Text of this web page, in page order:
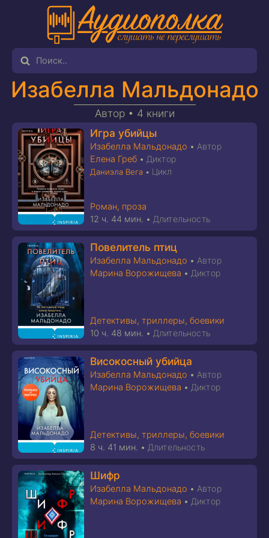
Изабелла Мальдонадо
Автор • 4 книги
Игра убийцы
Изабелла Мальдонадо • Автор
Елена Греб • Диктор
Даниэла Вега • Цикл
Роман, проза
12 ч. 44 мин. • Длительность
Повелитель птиц
Изабелла Мальдонадо • Автор
Марина Ворожищева • Диктор
Детективы, триллеры, боевики
10 ч. 48 мин. • Длительность
Високосный убийца
Изабелла Мальдонадо • Автор
Марина Ворожищева • Диктор
Детективы, триллеры, боевики
8 ч. 41 мин. • Длительность
Шифр
Изабелла Мальдонадо • Автор
Марина Ворожищева • Диктор